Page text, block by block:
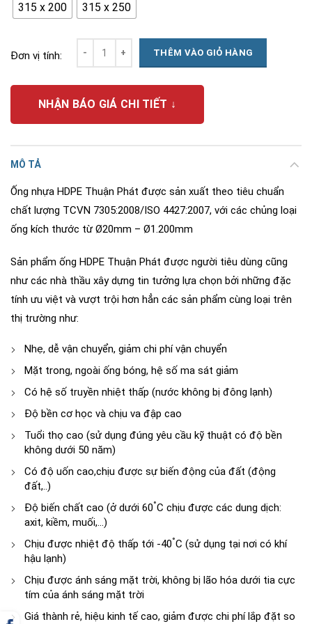
315 x 200
315 x 250
Đơn vị tính: THÊM VÀO GIỎ HÀNG
NHẬN BÁO GIÁ CHI TIẾT ↓
MÔ TẢ
Ống nhựa HDPE Thuận Phát được sản xuất theo tiêu chuẩn
chất lượng TCVN 7305:2008/ISO 4427:2007, với các chủng loại
ống kích thước từ Ø20mm – Ø1.200mm
Sản phẩm ống HDPE Thuận Phát được người tiêu dùng cũng
như các nhà thầu xây dựng tin tưởng lựa chọn bởi những đặc
tính ưu việt và vượt trội hơn hẳn các sản phẩm cùng loại trên
thị trường như:
Nhẹ, dễ vận chuyển, giảm chi phí vận chuyển
Mặt trong, ngoài ống bóng, hệ số ma sát giảm
Có hệ số truyền nhiệt thấp (nước không bị đông lạnh)
Độ bền cơ học và chịu va đập cao
Tuổi thọ cao (sử dụng đúng yêu cầu kỹ thuật có độ bền
không dưới 50 năm)
Có độ uốn cao,chịu được sự biến động của đất (động
đất,..)
Độ biến chất cao (ở dưới 60°C chịu được các dung dịch:
axit, kiềm, muối,…)
Chịu được nhiệt độ thấp tới -40°C (sử dụng tại nơi có khí
hậu lạnh)
Chịu được ánh sáng mặt trời, không bị lão hóa dưới tia cực
tím của ánh sáng mặt trời
Giá thành rẻ, hiệu kinh tế cao, giảm được chi phí lắp đặt so